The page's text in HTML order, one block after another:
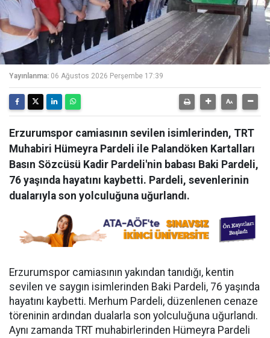
Yayınlanma: 06 Ağustos 2026 Perşembe 17:39
Erzurumspor camiasının sevilen isimlerinden, TRT
Muhabiri Hümeyra Pardeli ile Palandöken Kartalları
Basın Sözcüsü Kadir Pardeli'nin babası Baki Pardeli,
76 yaşında hayatını kaybetti. Pardeli, sevenlerinin
dualarıyla son yolculuğuna uğurlandı.
Erzurumspor camiasının yakından tanıdığı, kentin
sevilen ve saygın isimlerinden Baki Pardeli, 76 yaşında
hayatını kaybetti. Merhum Pardeli, düzenlenen cenaze
töreninin ardından dualarla son yolculuğuna uğurlandı.
Aynı zamanda TRT muhabirlerinden Hümeyra Pardeli